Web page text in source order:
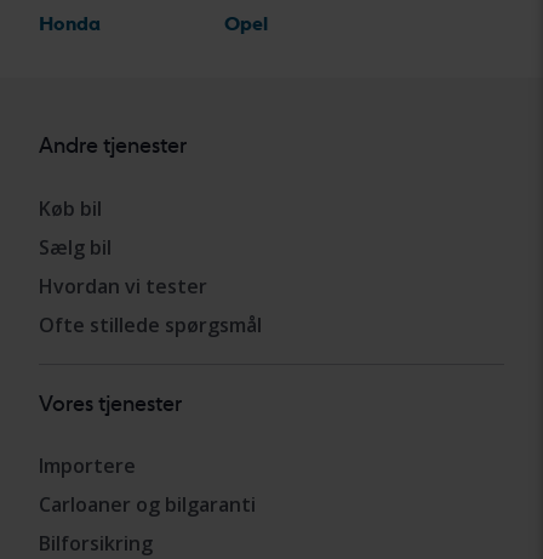
Honda
Opel
Andre tjenester
Køb bil
Sælg bil
Hvordan vi tester
Ofte stillede spørgsmål
Vores tjenester
Importere
Carloaner og bilgaranti
Bilforsikring